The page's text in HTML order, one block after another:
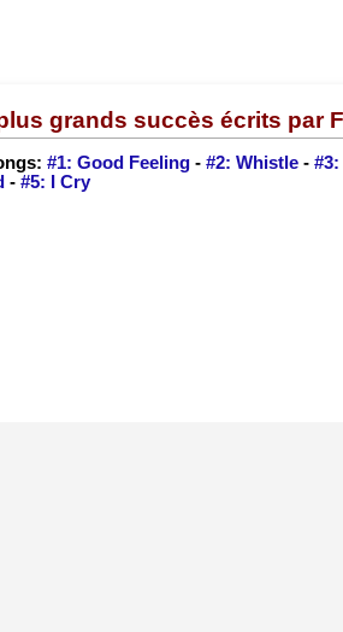
grands succès écrits par
#1: Good Feeling - #2: Whistle -
- #5: I Cry